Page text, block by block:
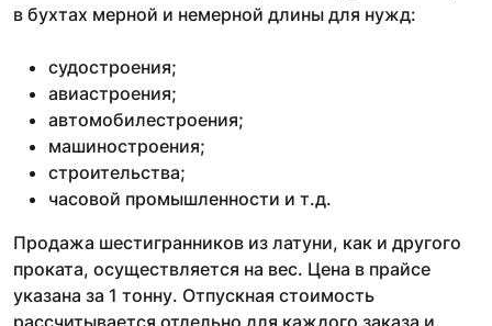
в бухтах мерной и немерной длины для нужд:
судостроения;
авиастроения;
автомобилестроения;
машиностроения;
строительства;
часовой промышленности и т.д.
Продажа шестигранников из латуни, как и другого
проката, осуществляется на вес. Цена в прайсе
указана за 1 тонну. Отпускная стоимость
рассчитывается отдельно для каждого заказа и